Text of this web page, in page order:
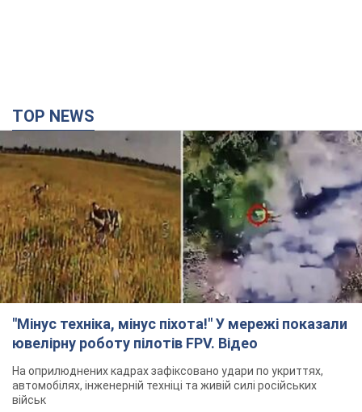
TOP NEWS
"Мінус техніка, мінус піхота!" У мережі показали
ювелірну роботу пілотів FPV. Відео
На оприлюднених кадрах зафіксовано удари по укриттях,
автомобілях, інженерній техніці та живій силі російських
військ